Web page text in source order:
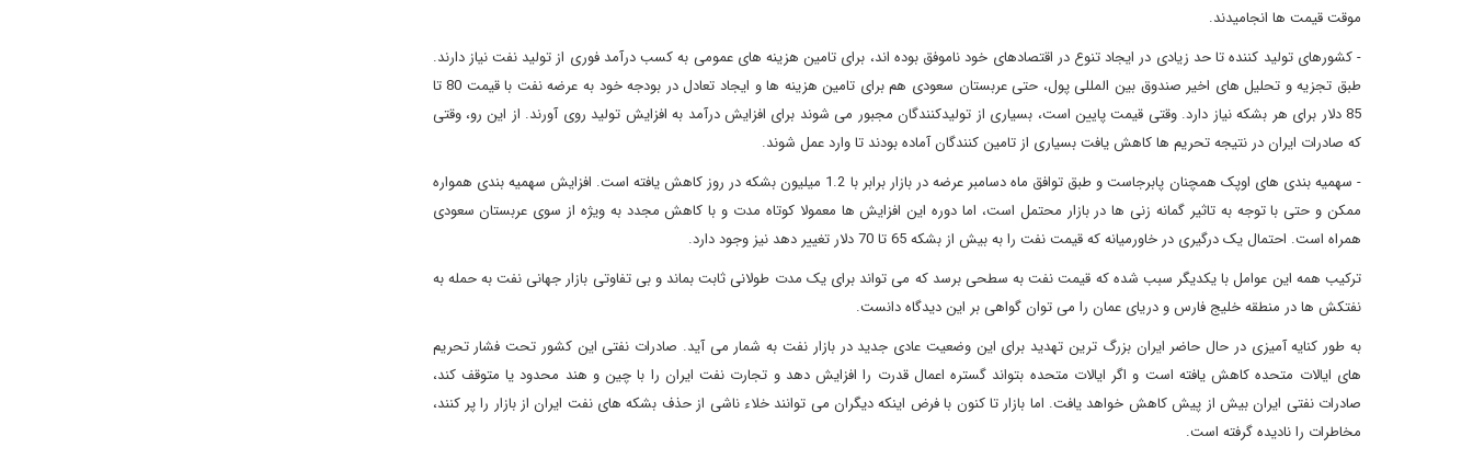
موقت قیمت ها انجامیدند.
- کشورهای تولید کننده تا حد زیادی در ایجاد تنوع در اقتصادهای خود ناموفق بوده اند، برای تامین هزینه های عمومی به کسب درآمد فوری از تولید نفت نیاز دارند.
طبق تجزیه و تحلیل های اخیر صندوق بین المللی پول، حتی عربستان سعودی هم برای تامین هزینه ها و ایجاد تعادل در بودجه خود به عرضه نفت با قیمت 80 تا
85 دلار برای هر بشکه نیاز دارد. وقتی قیمت پایین است، بسیاری از تولیدکنندگان مجبور می شوند برای افزایش درآمد به افزایش تولید روی آورند. از این رو، وقتی
که صادرات ایران در نتیجه تحریم ها کاهش یافت بسیاری از تامین کنندگان آماده بودند تا وارد عمل شوند.
- سهمیه بندی های اوپک همچنان پابرجاست و طبق توافق ماه دسامبر عرضه در بازار برابر با 1.2 میلیون بشکه در روز کاهش یافته است. افزایش سهمیه بندی همواره
ممکن و حتی با توجه به تاثیر گمانه زنی ها در بازار محتمل است، اما دوره این افزایش ها معمولا کوتاه مدت و با کاهش مجدد به ویژه از سوی عربستان سعودی
همراه است. احتمال یک درگیری در خاورمیانه که قیمت نفت را به بیش از بشکه 65 تا 70 دلار تغییر دهد نیز وجود دارد.
ترکیب همه این عوامل با یکدیگر سبب شده که قیمت نفت به سطحی برسد که می تواند برای یک مدت طولانی ثابت بماند و بی تفاوتی بازار جهانی نفت به حمله به
نفتکش ها در منطقه خلیج فارس و دریای عمان را می توان گواهی بر این دیدگاه دانست.
به طور کنایه آمیزی در حال حاضر ایران بزرگ ترین تهدید برای این وضعیت عادی جدید در بازار نفت به شمار می آید. صادرات نفتی این کشور تحت فشار تحریم
های ایالات متحده کاهش یافته است و اگر ایالات متحده بتواند گستره اعمال قدرت را افزایش دهد و تجارت نفت ایران را با چین و هند محدود یا متوقف کند،
صادرات نفتی ایران بیش از پیش کاهش خواهد یافت. اما بازار تا کنون با فرض اینکه دیگران می توانند خلاء ناشی از حذف بشکه های نفت ایران از بازار را پر کنند،
مخاطرات را نادیده گرفته است.